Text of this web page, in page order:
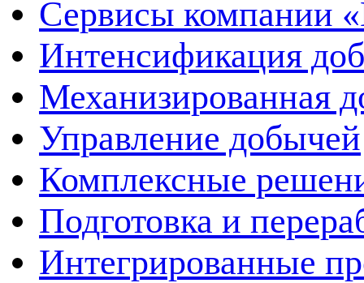
Сервисы компании
Интенсификация
Механизированная
Управление добычей
Комплексные
Подготовка и
Интегрированные